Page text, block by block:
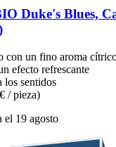
Duke's Blues,
con un fino aroma
efecto refrescante
los sentidos
/ pieza)
el 19 agosto